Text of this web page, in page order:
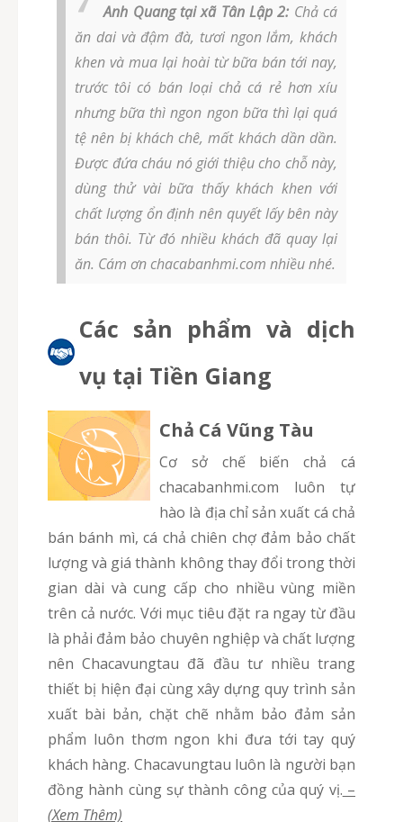
Anh Quang tại xã Tân Lập 2: Chả cá
ăn dai và đậm đà, tươi ngon lắm, khách
khen và mua lại hoài từ bữa bán tới nay,
trước tôi có bán loại chả cá rẻ hơn xíu
nhưng bữa thì ngon ngon bữa thì lại quá
tệ nên bị khách chê, mất khách dần dần.
Được đứa cháu nó giới thiệu cho chỗ này,
dùng thử vài bữa thấy khách khen với
chất lượng ổn định nên quyết lấy bên này
bán thôi. Từ đó nhiều khách đã quay lại
ăn. Cám ơn chacabanhmi.com nhiều nhé.
Các sản phẩm và dịch
vụ tại Tiền Giang
Chả Cá Vũng Tàu
Cơ sở chế biến chả cá
chacabanhmi.com luôn tự
hào là địa chỉ sản xuất cá chả
bán bánh mì, cá chả chiên chợ đảm bảo chất
lượng và giá thành không thay đổi trong thời
gian dài và cung cấp cho nhiều vùng miền
trên cả nước. Với mục tiêu đặt ra ngay từ đầu
là phải đảm bảo chuyên nghiệp và chất lượng
nên Chacavungtau đã đầu tư nhiều trang
thiết bị hiện đại cùng xây dựng quy trình sản
xuất bài bản, chặt chẽ nhằm bảo đảm sản
phẩm luôn thơm ngon khi đưa tới tay quý
khách hàng. Chacavungtau luôn là người bạn
đồng hành cùng sự thành công của quý vị. –
(Xem Thêm)